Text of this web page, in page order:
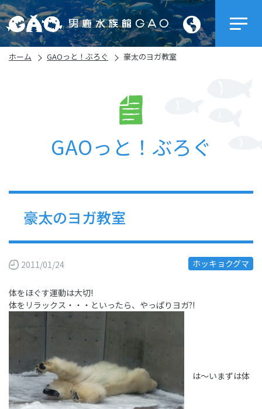
ホーム GAOっと！ぶろぐ 豪太のヨガ教室
GAOっと！ぶろぐ
豪太のヨガ教室
2011/01/24 ホッキョクグマ
体をほぐす運動は大切!
体をリラックス・・・といったら、やっぱりヨガ?!
は～いまずは体